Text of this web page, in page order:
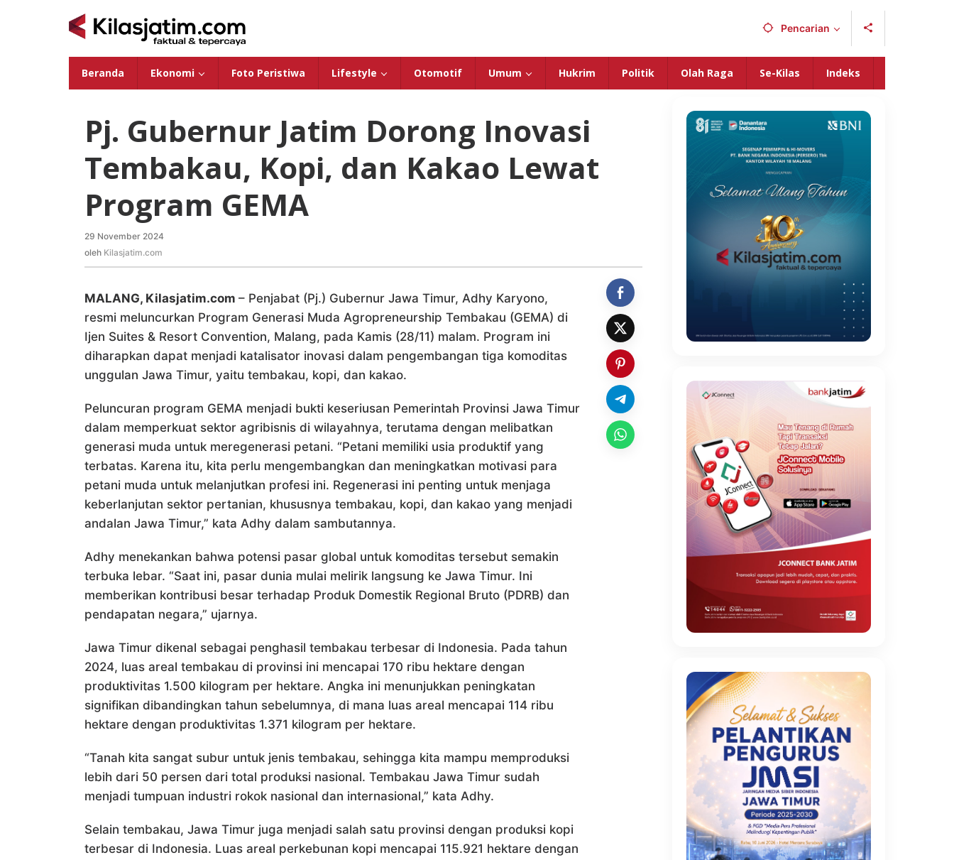
Pencarian
Beranda Ekonomi Foto Peristiwa Lifestyle Otomotif Umum Hukrim Politik Olah Raga Se-Kilas Indeks
Pj. Gubernur Jatim Dorong Inovasi
Tembakau, Kopi, dan Kakao Lewat
Program GEMA
29 November 2024
oleh Kilasjatim.com
MALANG, Kilasjatim.com – Penjabat (Pj.) Gubernur Jawa Timur, Adhy Karyono,
resmi meluncurkan Program Generasi Muda Agropreneurship Tembakau (GEMA) di
Ijen Suites & Resort Convention, Malang, pada Kamis (28/11) malam. Program ini
diharapkan dapat menjadi katalisator inovasi dalam pengembangan tiga komoditas
unggulan Jawa Timur, yaitu tembakau, kopi, dan kakao.
Peluncuran program GEMA menjadi bukti keseriusan Pemerintah Provinsi Jawa Timur
dalam memperkuat sektor agribisnis di wilayahnya, terutama dengan melibatkan
generasi muda untuk meregenerasi petani. “Petani memiliki usia produktif yang
terbatas. Karena itu, kita perlu mengembangkan dan meningkatkan motivasi para
petani muda untuk melanjutkan profesi ini. Regenerasi ini penting untuk menjaga
keberlanjutan sektor pertanian, khususnya tembakau, kopi, dan kakao yang menjadi
andalan Jawa Timur,” kata Adhy dalam sambutannya.
Adhy menekankan bahwa potensi pasar global untuk komoditas tersebut semakin
terbuka lebar. “Saat ini, pasar dunia mulai melirik langsung ke Jawa Timur. Ini
memberikan kontribusi besar terhadap Produk Domestik Regional Bruto (PDRB) dan
pendapatan negara,” ujarnya.
Jawa Timur dikenal sebagai penghasil tembakau terbesar di Indonesia. Pada tahun
2024, luas areal tembakau di provinsi ini mencapai 170 ribu hektare dengan
produktivitas 1.500 kilogram per hektare. Angka ini menunjukkan peningkatan
signifikan dibandingkan tahun sebelumnya, di mana luas areal mencapai 114 ribu
hektare dengan produktivitas 1.371 kilogram per hektare.
“Tanah kita sangat subur untuk jenis tembakau, sehingga kita mampu memproduksi
lebih dari 50 persen dari total produksi nasional. Tembakau Jawa Timur sudah
menjadi tumpuan industri rokok nasional dan internasional,” kata Adhy.
Selain tembakau, Jawa Timur juga menjadi salah satu provinsi dengan produksi kopi
terbesar di Indonesia. Luas areal perkebunan kopi mencapai 115.921 hektare dengan